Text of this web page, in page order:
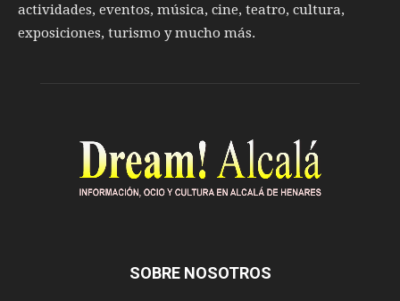
actividades, eventos, música, cine, teatro, cultura,
exposiciones, turismo y mucho más.
SOBRE NOSOTROS